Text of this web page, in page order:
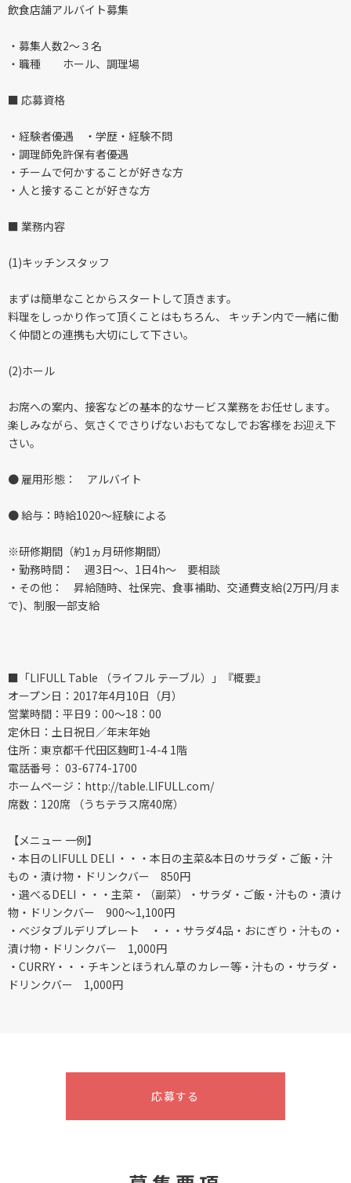
飲食店舗アルバイト募集
・募集人数2～３名
・職種 ホール、調理場
■ 応募資格
・経験者優遇 ・学歴・経験不問
・調理師免許保有者優遇
・チームで何かすることが好きな方
・人と接することが好きな方
■ 業務内容
(1)キッチンスタッフ
まずは簡単なことからスタートして頂きます。
料理をしっかり作って頂くことはもちろん、 キッチン内で一緒に働
く仲間との連携も大切にして下さい。
(2)ホール
お席への案内、接客などの基本的なサービス業務をお任せします。
楽しみながら、気さくでさりげないおもてなしでお客様をお迎え下
さい。
● 雇用形態： アルバイト
● 給与：時給1020〜経験による
※研修期間（約1ヵ月研修期間）
・勤務時間： 週3日～、1日4h～ 要相談
・その他： 昇給随時、社保完、食事補助、交通費支給(2万円/月ま
で)、制服一部支給
■「LIFULL Table （ライフル テーブル）」『概要』
オープン日：2017年4月10日（月）
営業時間：平日9：00～18：00
定休日：土日祝日／年末年始
住所：東京都千代田区麹町1-4-4 1階
電話番号： 03-6774-1700
ホームページ：http://table.LIFULL.com/
席数：120席 （うちテラス席40席）
【メニュー 一例】
・本日のLIFULL DELI ・・・本日の主菜&本日のサラダ・ご飯・汁
もの・漬け物・ドリンクバー 850円
・選べるDELI ・・・主菜・（副菜）・サラダ・ご飯・汁もの・漬け
物・ドリンクバー 900～1,100円
・ベジタブルデリプレート ・・・サラダ4品・おにぎり・汁もの・
漬け物・ドリンクバー 1,000円
・CURRY・・・チキンとほうれん草のカレー等・汁もの・サラダ・
ドリンクバー 1,000円
応募する